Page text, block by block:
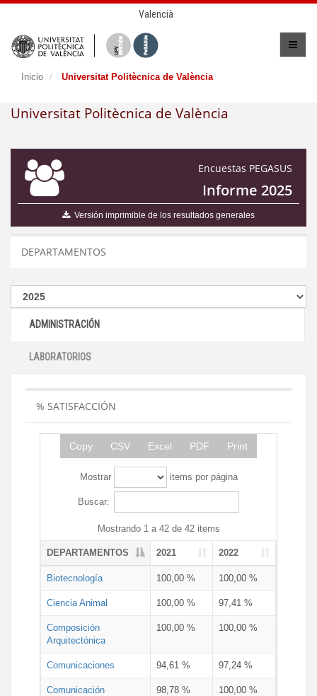
Valencià
Inicio Universitat Politècnica de València
Universitat Politècnica de València
Encuestas PEGASUS
Informe 2025
Versión imprimible de los resultados generales
DEPARTAMENTOS
ADMINISTRACIÓN
LABORATORIOS
% SATISFACCIÓN
Copy CSV Excel PDF Print
Mostrar items por página
Buscar:
Mostrando 1 a 42 de 42 items
DEPARTAMENTOS 2021 2022
Biotecnología 100,00 % 100,00 %
Ciencia Animal 100,00 % 97,41 %
Composición
Arquitectónica
100,00 % 100,00 %
Comunicaciones 94,61 % 97,24 %
Comunicación
98,78 % 100,00 %